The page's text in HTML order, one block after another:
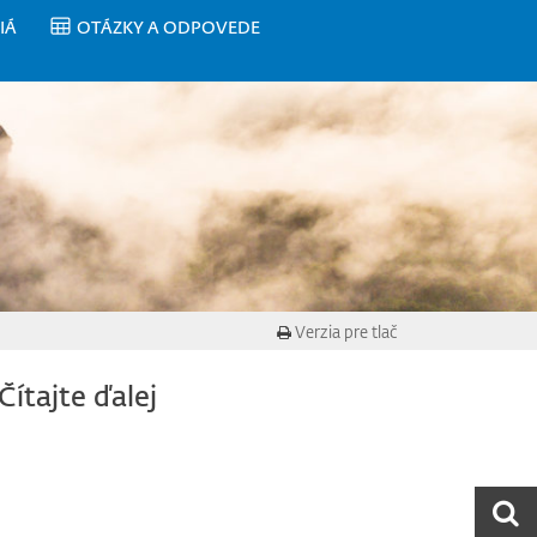
OTÁZKY A ODPOVEDE
Verzia pre tlač
ďalej